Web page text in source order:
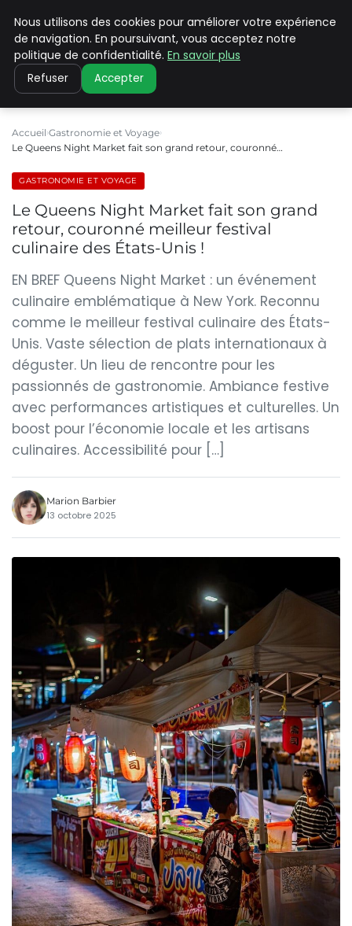
PILAT PATRIMOINES
Accueil Gastronomie et Voyage
Le Queens Night Market fait son grand retour, couronné…
GASTRONOMIE ET VOYAGE
Le Queens Night Market fait son grand
retour, couronné meilleur festival
culinaire des États-Unis !
EN BREF Queens Night Market : un événement
culinaire emblématique à New York. Reconnu
comme le meilleur festival culinaire des États-
Unis. Vaste sélection de plats internationaux à
déguster. Un lieu de rencontre pour les
passionnés de gastronomie. Ambiance festive
avec performances artistiques et culturelles. Un
boost pour l’économie locale et les artisans
culinaires. Accessibilité pour […]
Marion Barbier
13 octobre 2025
Nous utilisons des cookies pour améliorer votre expérience
de navigation. En poursuivant, vous acceptez notre
politique de confidentialité. En savoir plus
Refuser Accepter